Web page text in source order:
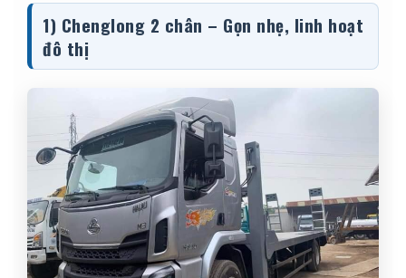
1) Chenglong 2 chân – Gọn nhẹ, linh hoạt
đô thị